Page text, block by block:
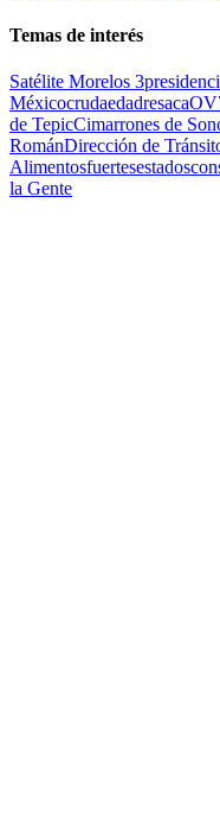
Temas de interés
Satélite Morelos 3
Méxicocrudaedadresaca
de TepicCimarrones de
RománDirección de
Alimentosfuertesestados
la Gente